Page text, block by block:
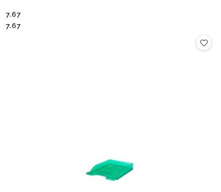
Cena:
7.67
Cena:
7.67